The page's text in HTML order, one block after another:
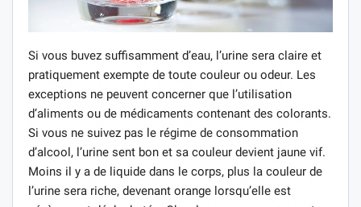
Si vous buvez suffisamment d’eau, l’urine sera claire et
pratiquement exempte de toute couleur ou odeur. Les
exceptions ne peuvent concerner que l’utilisation
d’aliments ou de médicaments contenant des colorants.
Si vous ne suivez pas le régime de consommation
d’alcool, l’urine sent bon et sa couleur devient jaune vif.
Moins il y a de liquide dans le corps, plus la couleur de
l’urine sera riche, devenant orange lorsqu’elle est